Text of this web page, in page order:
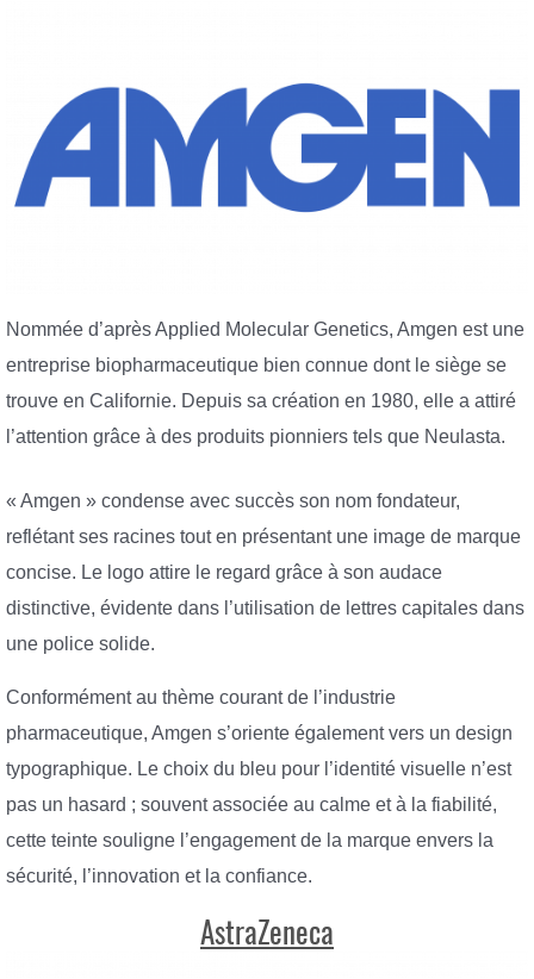
Nommée d’après Applied Molecular Genetics, Amgen est une
entreprise biopharmaceutique bien connue dont le siège se
trouve en Californie. Depuis sa création en 1980, elle a attiré
l’attention grâce à des produits pionniers tels que Neulasta.
« Amgen » condense avec succès son nom fondateur,
reflétant ses racines tout en présentant une image de marque
concise. Le logo attire le regard grâce à son audace
distinctive, évidente dans l’utilisation de lettres capitales dans
une police solide.
Conformément au thème courant de l’industrie
pharmaceutique, Amgen s’oriente également vers un design
typographique. Le choix du bleu pour l’identité visuelle n’est
pas un hasard ; souvent associée au calme et à la fiabilité,
cette teinte souligne l’engagement de la marque envers la
sécurité, l’innovation et la confiance.
AstraZeneca